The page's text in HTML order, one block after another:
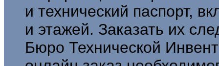
и технический паспорт,
и этажей. Заказать их
Бюро Технической